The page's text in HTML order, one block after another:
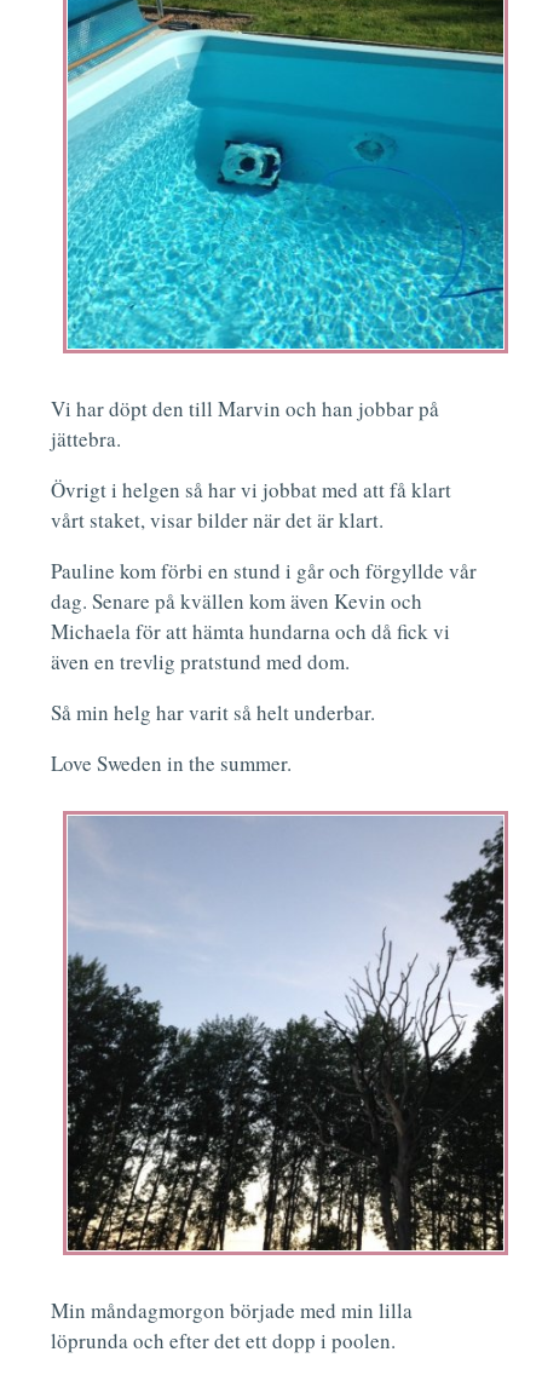
Vi har döpt den till Marvin och han jobbar på
jättebra.
Övrigt i helgen så har vi jobbat med att få klart
vårt staket, visar bilder när det är klart.
Pauline kom förbi en stund i går och förgyllde vår
dag. Senare på kvällen kom även Kevin och
Michaela för att hämta hundarna och då fick vi
även en trevlig pratstund med dom.
Så min helg har varit så helt underbar.
Love Sweden in the summer.
Min måndagmorgon började med min lilla
löprunda och efter det ett dopp i poolen.